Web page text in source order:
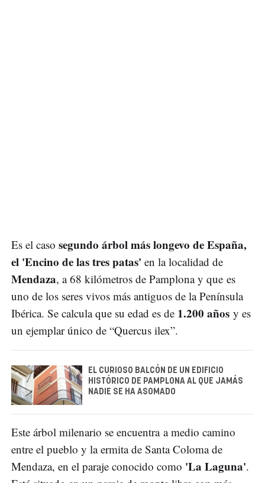
Es el caso segundo árbol más longevo de España,
el 'Encino de las tres patas' en la localidad de
Mendaza, a 68 kilómetros de Pamplona y que es
uno de los seres vivos más antiguos de la Península
Ibérica. Se calcula que su edad es de 1.200 años y es
un ejemplar único de “Quercus ilex”.
EL CURIOSO BALCÓN DE UN EDIFICIO
HISTÓRICO DE PAMPLONA AL QUE JAMÁS
NADIE SE HA ASOMADO
Este árbol milenario se encuentra a medio camino
entre el pueblo y la ermita de Santa Coloma de
Mendaza, en el paraje conocido como 'La Laguna'.